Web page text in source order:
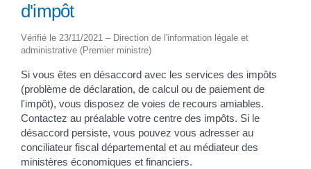
d'impôt
Vérifié le 23/11/2021 – Direction de l'information légale et
administrative (Premier ministre)
Si vous êtes en désaccord avec les services des impôts
(problème de déclaration, de calcul ou de paiement de
l'impôt), vous disposez de voies de recours amiables.
Contactez au préalable votre centre des impôts. Si le
désaccord persiste, vous pouvez vous adresser au
conciliateur fiscal départemental et au médiateur des
ministères économiques et financiers.